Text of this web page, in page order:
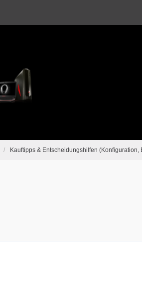
Kauftipps & Entscheidungshilfen (Konfiguration,